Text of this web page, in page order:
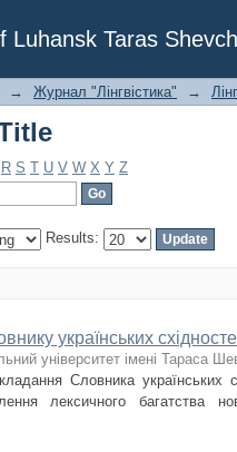
Luhansk Taras
→ Журнал "Лінгвістика" →
R S T U V W X Y Z
Results:
українських
університет імені Тараса
Словника українських
лексичного багатства